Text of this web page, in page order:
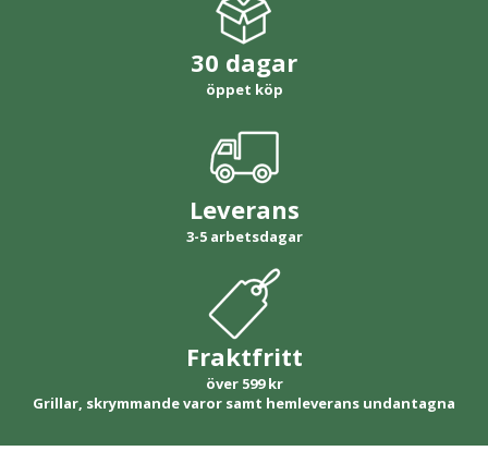
30 dagar
öppet köp
Leverans
3-5 arbetsdagar
Fraktfritt
över 599 kr
Grillar, skrymmande varor samt hemleverans undantagna